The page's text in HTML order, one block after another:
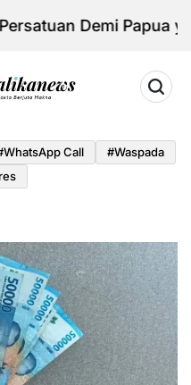
Demi Papua yang
Call
#waspada